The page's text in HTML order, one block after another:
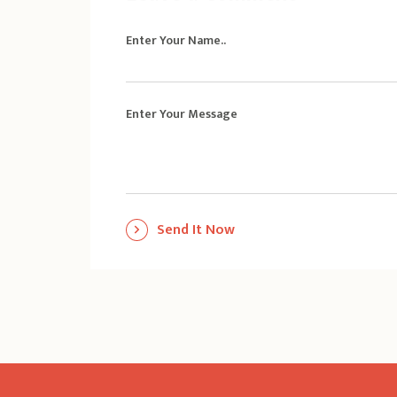
Enter Your Name..
Enter Your Message
Send It Now